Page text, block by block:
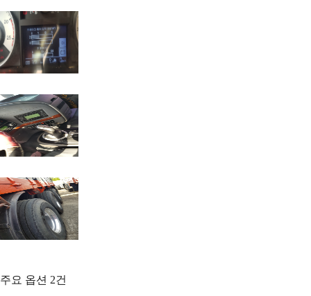
주요 옵션 2건